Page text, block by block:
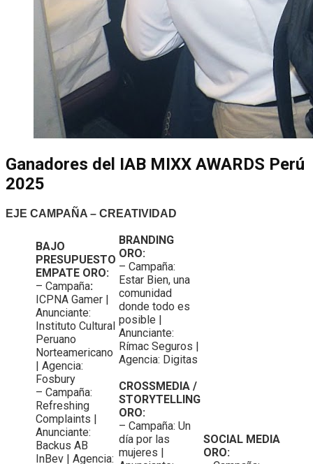
Ganadores del IAB MIXX AWARDS Perú
2025
EJE CAMPAÑA – CREATIVIDAD
BAJO
PRESUPUESTO
EMPATE ORO:
– Campaña:
ICPNA Gamer |
Anunciante:
Instituto Cultural
Peruano
Norteamericano
| Agencia:
Fosbury
– Campaña:
Refreshing
Complaints |
Anunciante:
Backus AB
InBev | Agencia:
BRANDING
ORO:
– Campaña:
Estar Bien, una
comunidad
donde todo es
posible |
Anunciante:
Rímac Seguros |
Agencia: Digitas
CROSSMEDIA /
STORYTELLING
ORO:
– Campaña: Un
día por las
mujeres |
SOCIAL MEDIA
ORO: